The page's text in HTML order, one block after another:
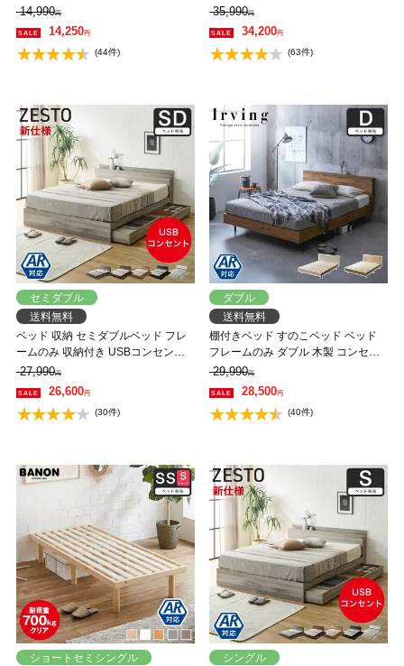
500kg ヘッドレス 高さ3段階
14,990円
14,250円
(44件)
ント アーヴィング 【大型家具配
35,990円
34,200円
(63件)
セミダブル
送料無料
ベッド 収納 セミダブルベッド フレ
ームのみ 収納付き USBコンセント
付き zesto ゼスト セミダブル すのこ
ベッド 引き出し付きベッド zesto 木
製ベッド【AR】【z有料組立】
27,990円
26,600円
(30件)
ダブル
送料無料
棚付きベッド すのこベッド ベッド
フレームのみ ダブル 木製 コンセン
ト ベッド おしゃれ 宮付きベッド 脚
付きベッド アーヴィング 【大型家
具配送】
29,990円
28,500円
(40件)
ショートセミシングル
シングル